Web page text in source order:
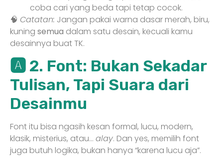
coba cari yang beda tapi tetap cocok.
🧠 Catatan: Jangan pakai warna dasar merah, biru,
kuning semua dalam satu desain, kecuali kamu
desainnya buat TK.
🅰️ 2. Font: Bukan Sekadar
Tulisan, Tapi Suara dari
Desainmu
Font itu bisa ngasih kesan formal, lucu, modern,
klasik, misterius, atau… alay. Dan yes, memilih font
juga butuh logika, bukan hanya “karena lucu aja”.